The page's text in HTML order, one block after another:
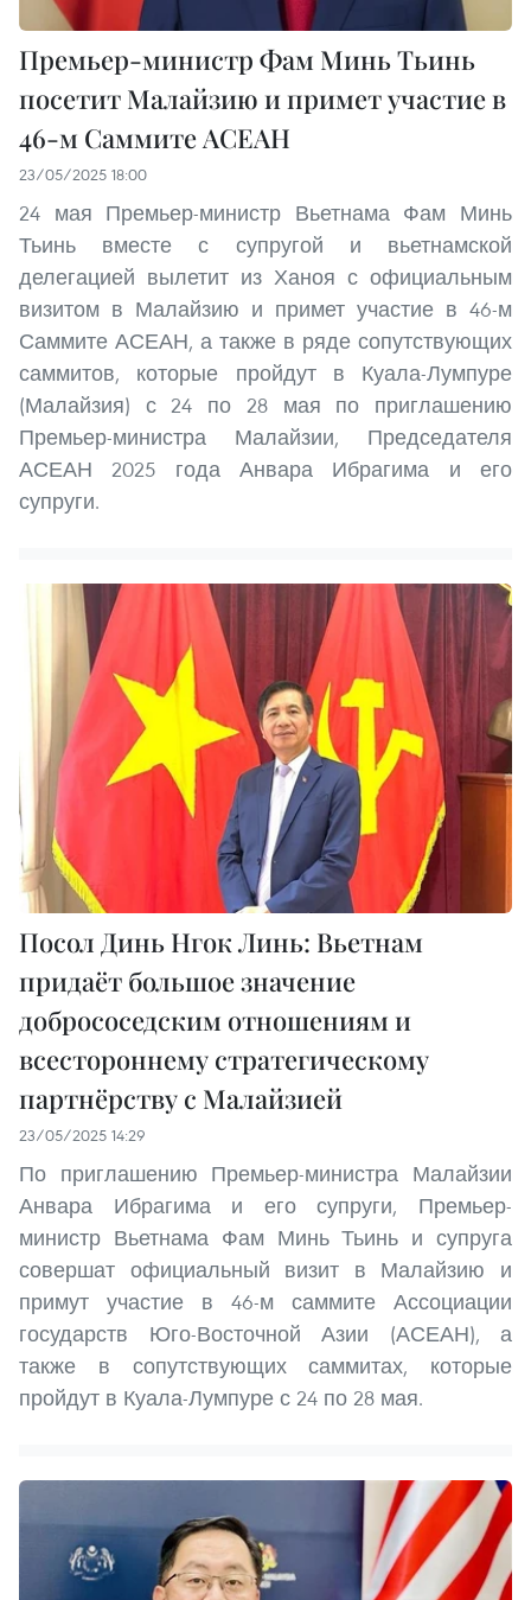
Премьер-министр Фам Минь Тьинь
посетит Малайзию и примет участие в
46-м Саммите АСЕАН
23/05/2025 18:00
24 мая Премьер-министр Вьетнама Фам Минь
Тьинь вместе с супругой и вьетнамской
делегацией вылетит из Ханоя с официальным
визитом в Малайзию и примет участие в 46-м
Саммите АСЕАН, а также в ряде сопутствующих
саммитов, которые пройдут в Куала-Лумпуре
(Малайзия) с 24 по 28 мая по приглашению
Премьер-министра Малайзии, Председателя
АСЕАН 2025 года Анвара Ибрагима и его
супруги.
Посол Динь Нгок Линь: Вьетнам
придаёт большое значение
добрососедским отношениям и
всестороннему стратегическому
партнёрству с Малайзией
23/05/2025 14:29
По приглашению Премьер-министра Малайзии
Анвара Ибрагима и его супруги, Премьер-
министр Вьетнама Фам Минь Тьинь и супруга
совершат официальный визит в Малайзию и
примут участие в 46-м саммите Ассоциации
государств Юго-Восточной Азии (АСЕАН), а
также в сопутствующих саммитах, которые
пройдут в Куала-Лумпуре с 24 по 28 мая.